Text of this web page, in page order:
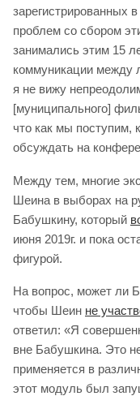
зарегистрированных
проблем со сбором
занимались этим 15
коммуникации между
я не вижу
[муниципального]
что как мы поступим,
обсуждать на
Между тем, многие
Шеина в выборах на
Бабушкину, который
июня 2019г. и пока
фигурой.
На вопрос, может ли
чтобы Шеин не
ответил: «Я
вне Бабушкина. Это
применяется в
этот модуль был